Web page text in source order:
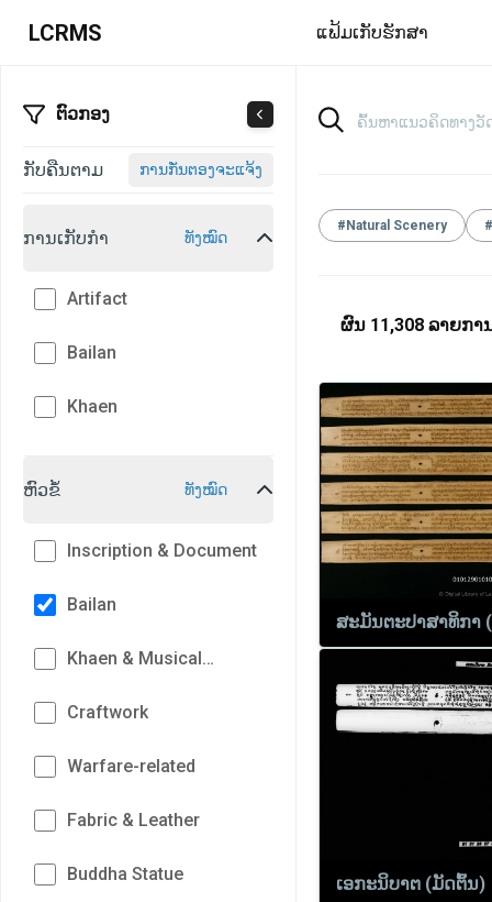
LCRMS ແຟ້ມເກັບຮັກສາ
ຕົວກອງ
ກັບຄືນຕາມ ການກັ່ນຕອງຈະແຈ້ງ
ການເກັບກໍາ ທັງໝົດ
Artifact
Bailan
Khaen
ຫົວຂໍ້ ທັງໝົດ
Inscription & Document
Bailan
Khaen & Musical
Craftwork
Warfare-related
Fabric & Leather
Buddha Statue
#Natural Scenery #
ຜົນ 11,308 ລາຍກາ
ສະມັນຕະປາສາທິກາ
ເອກະນິບາຕ (ມັດຕົ້ນ)